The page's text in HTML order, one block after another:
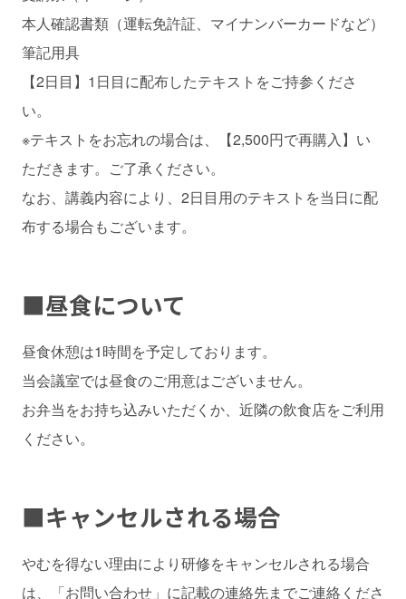
本人確認書類（運転免許証、マイナンバーカードなど）
筆記用具
【2日目】1日目に配布したテキストをご持参くださ
い。
※テキストをお忘れの場合は、【2,500円で再購入】い
ただきます。ご了承ください。
なお、講義内容により、2日目用のテキストを当日に配
布する場合もございます。
■昼食について
昼食休憩は1時間を予定しております。
当会議室では昼食のご用意はございません。
お弁当をお持ち込みいただくか、近隣の飲食店をご利用
ください。
■キャンセルされる場合
やむを得ない理由により研修をキャンセルされる場合
は、「お問い合わせ」に記載の連絡先までご連絡くださ